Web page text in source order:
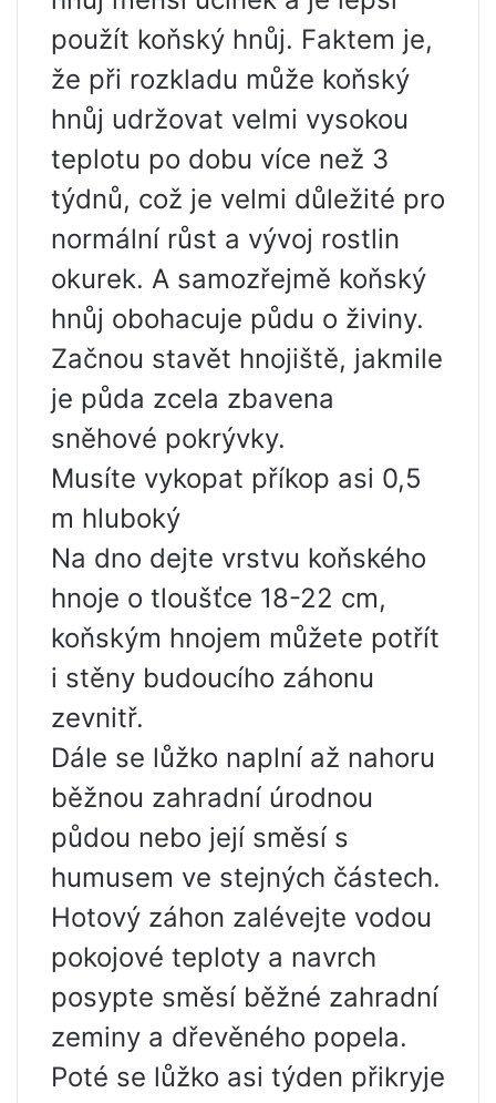
použít koňský hnůj. Faktem je,
že při rozkladu může koňský
hnůj udržovat velmi vysokou
teplotu po dobu více než 3
týdnů, což je velmi důležité pro
normální růst a vývoj rostlin
okurek. A samozřejmě koňský
hnůj obohacuje půdu o živiny.
Začnou stavět hnojiště, jakmile
je půda zcela zbavena
sněhové pokrývky.
Musíte vykopat příkop asi 0,5
m hluboký
Na dno dejte vrstvu koňského
hnoje o tloušťce 18-22 cm,
koňským hnojem můžete potřít
i stěny budoucího záhonu
zevnitř.
Dále se lůžko naplní až nahoru
běžnou zahradní úrodnou
půdou nebo její směsí s
humusem ve stejných částech.
Hotový záhon zalévejte vodou
pokojové teploty a navrch
posypte směsí běžné zahradní
zeminy a dřevěného popela.
Poté se lůžko asi týden přikryje